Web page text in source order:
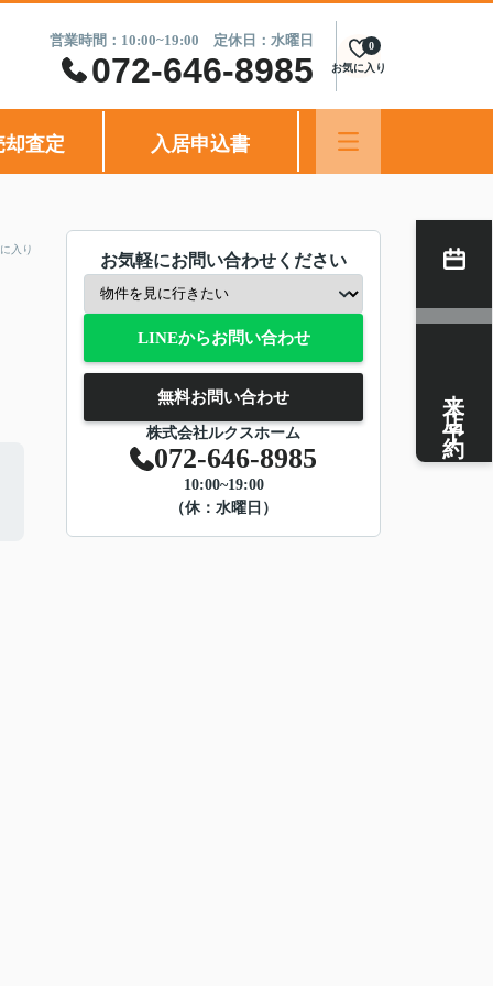
営業時間：10:00~19:00 定休日：水曜日
072-646-8985 お気に入り
0
却査定 入居申込書
入り
お気軽にお問い合わせください
LINEからお問い合わせ
無料お問い合わせ
株式会社ルクスホーム
072-646-8985
10:00~19:00
（休：水曜日）
来店予約